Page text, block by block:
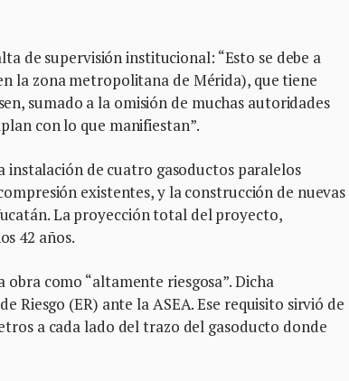
de supervisión institucional: “Esto se debe a
la zona metropolitana de Mérida), que tiene
sumado a la omisión de muchas autoridades
con lo que manifiestan”.
instalación de cuatro gasoductos paralelos
existentes, y la construcción de nuevas
La proyección total del proyecto,
42 años.
como “altamente riesgosa”. Dicha
Riesgo (ER) ante la ASEA. Ese requisito sirvió de
a cada lado del trazo del gasoducto donde